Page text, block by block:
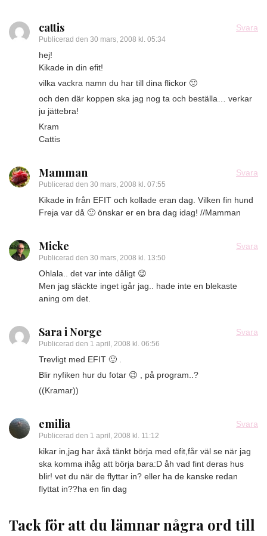
cattis
Publicerad den 30 mars, 2008 kl. 05:34
Svara
hej!
Kikade in din efit!
vilka vackra namn du har till dina flickor 🙂
och den där koppen ska jag nog ta och beställa… verkar
ju jättebra!
Kram
Cattis
Mamman
Publicerad den 30 mars, 2008 kl. 07:55
Svara
Kikade in från EFIT och kollade eran dag. Vilken fin hund
Freja var då 🙂 önskar er en bra dag idag! //Mamman
Micke
Publicerad den 30 mars, 2008 kl. 13:50
Svara
Ohlala.. det var inte dåligt 😉
Men jag släckte inget igår jag.. hade inte en blekaste
aning om det.
Sara i Norge
Publicerad den 1 april, 2008 kl. 06:56
Svara
Trevligt med EFIT 🙂 .
Blir nyfiken hur du fotar 😉 , på program..?
((Kramar))
emilia
Publicerad den 1 april, 2008 kl. 11:12
Svara
kikar in,jag har åxå tänkt börja med efit,får väl se när jag
ska komma ihåg att börja bara:D åh vad fint deras hus
blir! vet du när de flyttar in? eller ha de kanske redan
flyttat in??ha en fin dag
Tack för att du lämnar några ord till